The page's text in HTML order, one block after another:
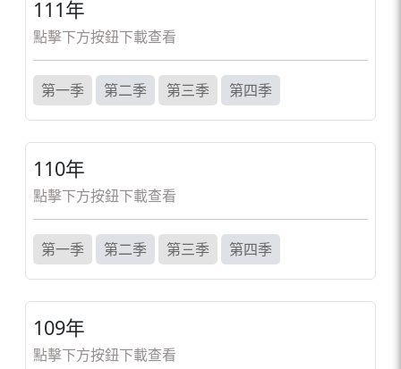
111年
點擊下方按鈕下載查看
第一季 第二季 第三季 第四季
110年
點擊下方按鈕下載查看
第一季 第二季 第三季 第四季
109年
點擊下方按鈕下載查看